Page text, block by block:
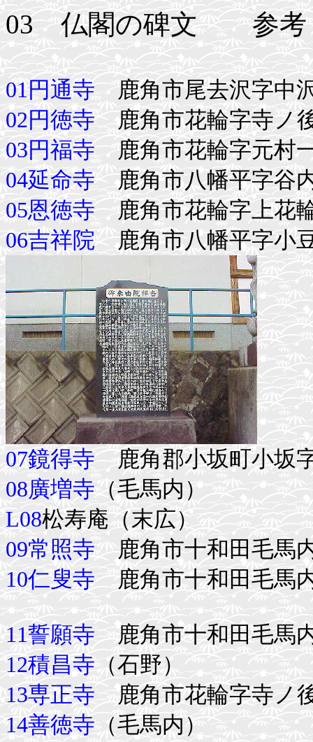
03 仏閣の碑文 参考
01円通寺 鹿角市尾去沢字中
02円徳寺 鹿角市花輪字寺ノ
03円福寺 鹿角市花輪字元村
04延命寺 鹿角市八幡平字谷
05恩徳寺 鹿角市花輪字上花
06吉祥院 鹿角市八幡平字小
07鏡得寺 鹿角郡小坂町小坂
08廣増寺 （毛馬内）
L08松寿庵（末広）
09常照寺 鹿角市十和田毛馬
10仁叟寺 鹿角市十和田毛馬
11誓願寺 鹿角市十和田毛馬
12積昌寺 （石野）
13専正寺 鹿角市花輪字寺ノ
14善徳寺 （毛馬内）